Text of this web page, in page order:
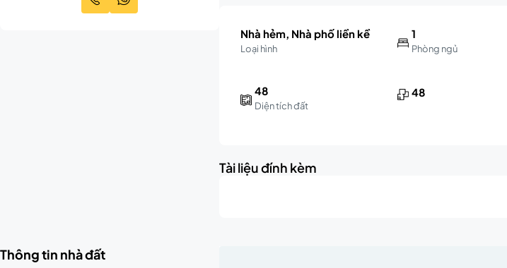
Nhà hẻm, Nhà phố liền kề
Loại hình
1
Phòng ngủ
48
Diện tích đất
48
Tài liệu đính kèm
Thông tin nhà đất